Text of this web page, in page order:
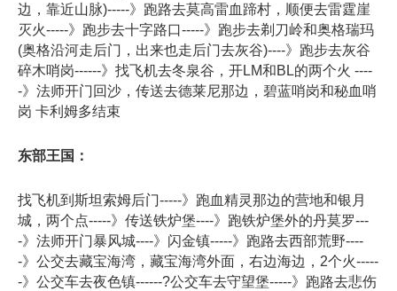
边，靠近山脉)-----》跑路去莫高雷血蹄村，顺便去雷霆崖
灭火-----》跑步去十字路口-----》跑步去剃刀岭和奥格瑞玛
(奥格沿河走后门，出来也走后门去灰谷)----》跑步去灰谷
碎木哨岗------》找飞机去冬泉谷，开LM和BL的两个火 ----
-》法师开门回沙，传送去德莱尼那边，碧蓝哨岗和秘血哨
岗 卡利姆多结束
东部王国：
找飞机到斯坦索姆后门-----》跑血精灵那边的营地和银月
城，两个点-----》传送铁炉堡----》跑铁炉堡外的丹莫罗---
-》法师开门暴风城----》闪金镇-----》跑路去西部荒野----
-》公交去藏宝海湾，藏宝海湾外面，右边海边，2个火-----
-》公交车去夜色镇------?公交车去守望堡-----》跑路去悲伤